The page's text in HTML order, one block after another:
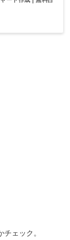
チェック。